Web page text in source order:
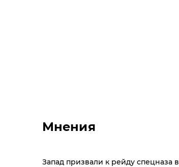
Мнения
Запад призвали к рейду спецназа в